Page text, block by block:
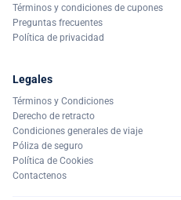
Términos y condiciones de cupones
Preguntas frecuentes
Política de privacidad
Legales
Términos y Condiciones
Derecho de retracto
Condiciones generales de viaje
Póliza de seguro
Política de Cookies
Contactenos